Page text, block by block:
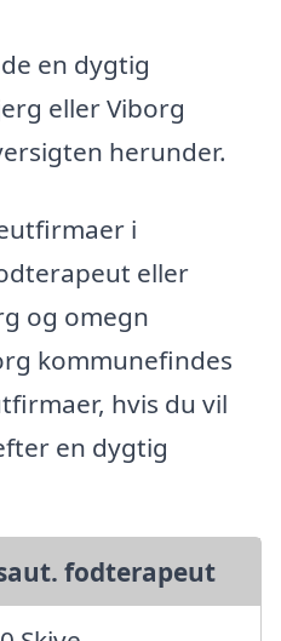
en dygtig
eller Viborg
herunder.
i
eller
og omegn
kommunefindes
hvis du vil
en dygtig
fodterapeut